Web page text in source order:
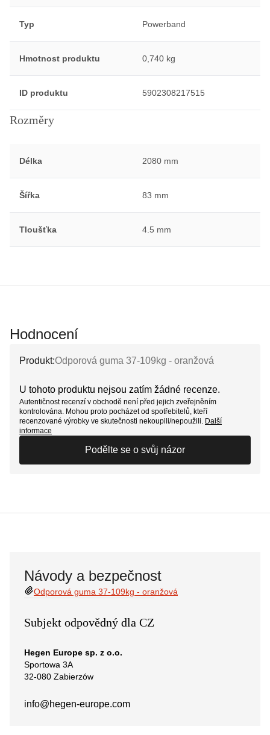
Typ Powerband
Hmotnost produktu 0,740 kg
ID produktu 5902308217515
Rozměry
Délka 2080 mm
Šířka 83 mm
Tloušťka 4.5 mm
Hodnocení
Produkt:Odporová guma 37-109kg - oranžová
U tohoto produktu nejsou zatím žádné recenze.
Autentičnost recenzí v obchodě není před jejich zveřejněním
kontrolována. Mohou proto pocházet od spotřebitelů, kteří
recenzované výrobky ve skutečnosti nekoupili/nepoužili. Další
informace
Podělte se o svůj názor
Návody a bezpečnost
Odporová guma 37-109kg - oranžová
Subjekt odpovědný dla CZ
Hegen Europe sp. z o.o.
Sportowa 3A
32-080 Zabierzów
info@hegen-europe.com